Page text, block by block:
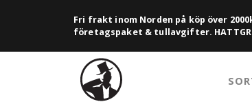
Fri frakt inom Norden på köp över
företagspaket & tullavgifter.